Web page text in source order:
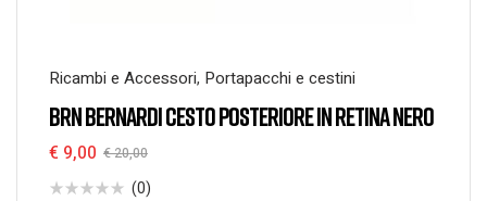
Ricambi e Accessori, Portapacchi e cestini
BRN BERNARDI CESTO POSTERIORE IN RETINA NERO
€20,00
€ 9,00
(0)